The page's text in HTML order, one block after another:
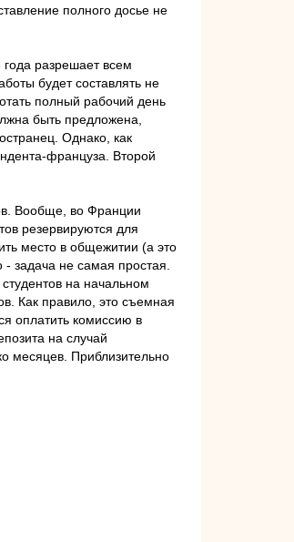
полного досье не
разрешает всем
будет составлять не
полный рабочий день
быть предложена,
Однако, как
француза. Второй
Вообще, во Франции
резервируются для
место в общежитии (а это
задача не самая простая.
на начальном
Как правило, это съемная
оплатить комиссию в
на случай
месяцев. Приблизительно